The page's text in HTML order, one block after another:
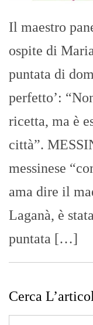
Il maestro
ospite di
puntata di
perfetto’:
ricetta, ma è
città”.
messinese
ama dire il
Laganà, è
puntata […]
Cerca